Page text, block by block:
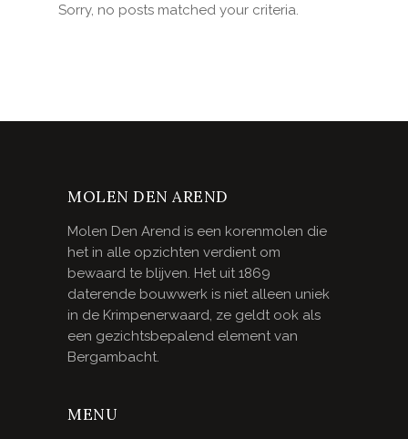
Sorry, no posts matched your criteria.
MOLEN DEN AREND
Molen Den Arend is een korenmolen die
het in alle opzichten verdient om
bewaard te blijven. Het uit 1869
daterende bouwwerk is niet alleen uniek
in de Krimpenerwaard, ze geldt ook als
een gezichtsbepalend element van
Bergambacht.
MENU